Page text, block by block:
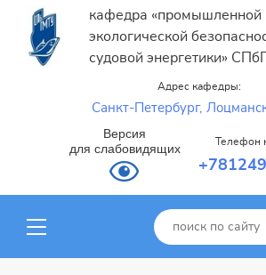
кафедра «промышленной
экологической
судовой энергетики»
Адрес кафедры:
Санкт-Петербург,
Версия
для слабовидящих
Телефон